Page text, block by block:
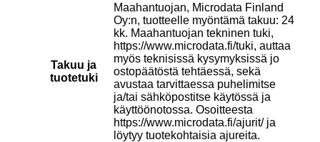
Takuu ja
tuotetuki
Maahantuojan, Microdata Finland
Oy:n, tuotteelle myöntämä takuu: 24
kk. Maahantuojan tekninen tuki,
https://www.microdata.fi/tuki, auttaa
myös teknisissä kysymyksissä jo
ostopäätöstä tehtäessä, sekä
avustaa tarvittaessa puhelimitse
ja/tai sähköpostitse käytössä ja
käyttöönotossa. Osoitteesta
https://www.microdata.fi/ajurit/ ja
löytyy tuotekohtaisia ajureita.